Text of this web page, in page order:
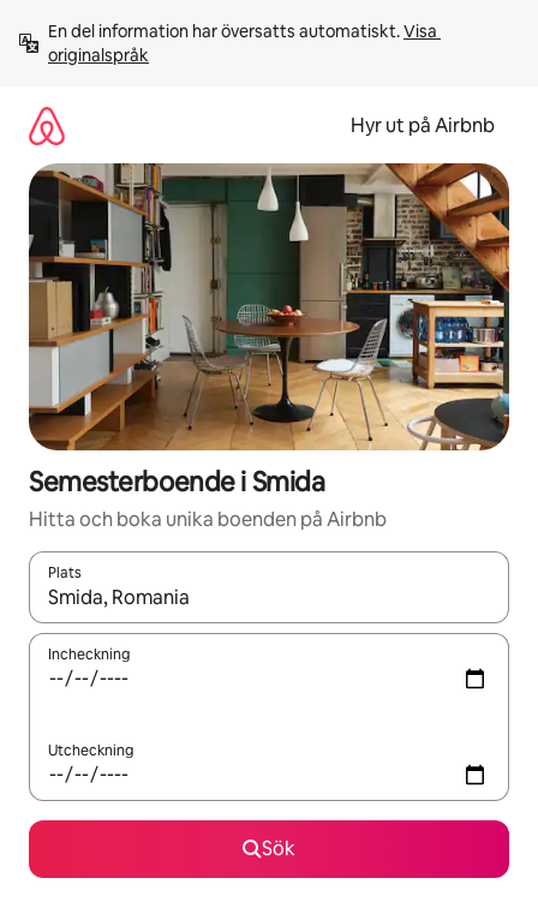
innehåll
En del information har översatts automatiskt. Visa
originalspråk
Hyr ut på Airbnb
Semesterboende i Smida
Hitta och boka unika boenden på Airbnb
Plats
När resultaten är tillgängliga kan du navigera med upp- och
Incheckning
Utcheckning
Sök